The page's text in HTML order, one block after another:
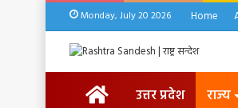
Monday, July 20 2026 Home
HOMEउत्तर प्रदेश राज्य